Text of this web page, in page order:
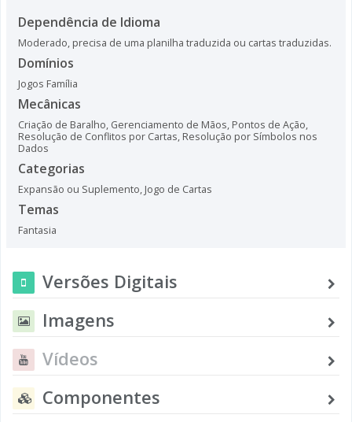
Dependência de Idioma
Moderado, precisa de uma planilha traduzida ou cartas traduzidas.
Domínios
Jogos Família
Mecânicas
Criação de Baralho, Gerenciamento de Mãos, Pontos de Ação,
Resolução de Conflitos por Cartas, Resolução por Símbolos nos
Dados
Categorias
Expansão ou Suplemento, Jogo de Cartas
Temas
Fantasia
Versões Digitais
Imagens
Vídeos
Componentes